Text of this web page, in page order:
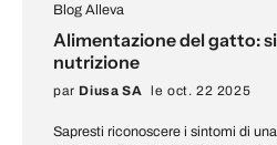
Blog Alleva
Alimentazione del gatto:
nutrizione
par Diusa SA le oct. 22 2025
Sapresti riconoscere i sintomi di